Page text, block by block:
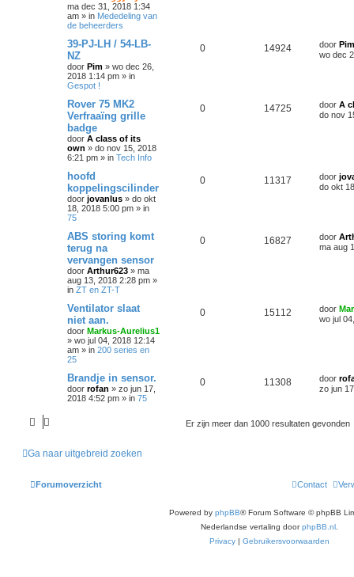
ma dec 31, 2018 1:34
am » in Mededeling van
de beheerders
39-PJ-LH / 54-LB-
NZ
door Pim » wo dec 26,
2018 1:14 pm » in
Gespot !
0 14924 door Pim
wo dec
Rover 75 MK2
Verfraaïng grille
badge
door A class of its
own » do nov 15, 2018
6:21 pm » in Tech Info
0 14725 door A
do nov
hoofd
koppelingscilinder
door jovanlus » do okt
18, 2018 5:00 pm » in
75
0 11317 door
do okt
ABS storing komt
terug na
vervangen sensor
door Arthur623 » ma
aug 13, 2018 2:28 pm »
in ZT en ZT-T
0 16827 door
ma aug
Ventilator slaat
niet aan.
door Markus-Aurelius1
» wo jul 04, 2018 12:14
am » in 200 series en
25
0 15112 door
wo jul
Brandje in sensor.
door rofan » zo jun 17,
2018 4:52 pm » in 75
0 11308 door
zo jun
Er zijn meer dan 1000 resultaten gevonden
Ga naar uitgebreid zoeken
Forumoverzicht Contact
Powered by phpBB® Forum Software © phpBB
Nederlandse vertaling doorphpBB.nl.
Privacy| Gebruikersvoorwaarden